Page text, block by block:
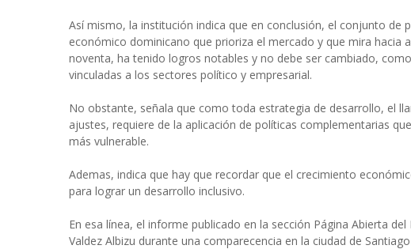
Así mismo, la institución indica que en conclusión, el conjunto de
económico dominicano que prioriza el mercado y que mira hacia
noventa, ha tenido logros notables y no debe ser cambiado,
vinculadas a los sectores político y empresarial.
No obstante, señala que como toda estrategia de desarrollo, el
ajustes, requiere de la aplicación de políticas complementarias
más vulnerable.
Ademas, indica que hay que recordar que el crecimiento
para lograr un desarrollo inclusivo.
En esa línea, el informe publicado en la sección Página Abierta
Valdez Albizu durante una comparecencia en la ciudad de